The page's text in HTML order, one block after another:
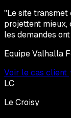
"Le site transmet
projettent mieux,
les demandes
Equipe Valhalla
Voir le cas client
LC
Le Croisy